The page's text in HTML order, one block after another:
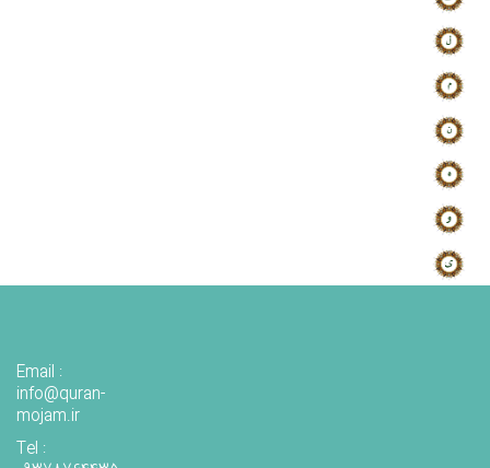
Email :
info@quran-
mojam.ir
Tel :